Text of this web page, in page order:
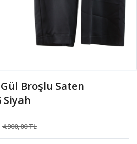
Broşlu Saten
Siyah
4.900,00 TL